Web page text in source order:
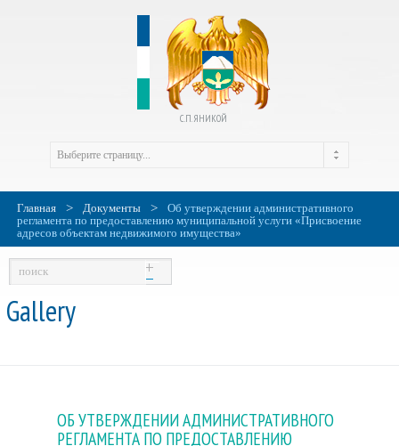
С.П. ЯНИКОЙ
Главная > Документы >
Об утверждении административного
регламента по предоставлению муниципальной услуги «Присвоение
адресов объектам недвижимого имущества»
Gallery
ОБ УТВЕРЖДЕНИИ АДМИНИСТРАТИВНОГО
РЕГЛАМЕНТА ПО ПРЕДОСТАВЛЕНИЮ